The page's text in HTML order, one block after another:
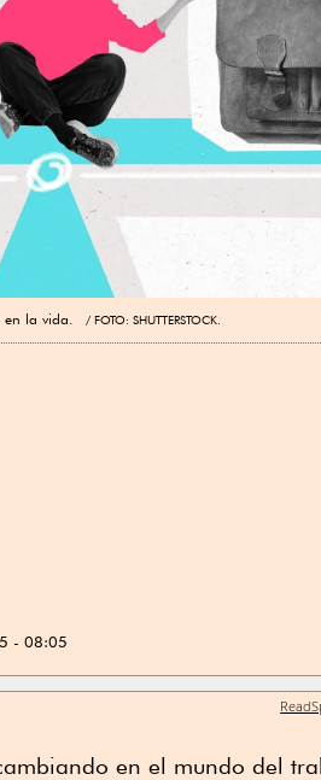
en la vida. FOTO: SHUTTERSTOCK.
- 08:05
en el mundo del